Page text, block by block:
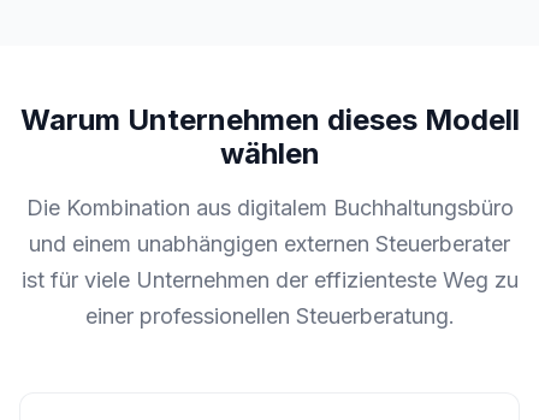
Warum Unternehmen dieses Modell
wählen
Die Kombination aus digitalem Buchhaltungsbüro
und einem unabhängigen externen Steuerberater
ist für viele Unternehmen der effizienteste Weg zu
einer professionellen Steuerberatung.